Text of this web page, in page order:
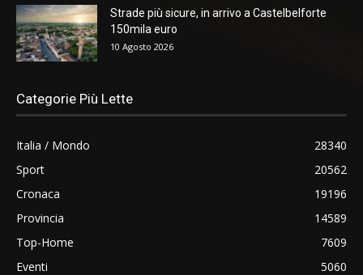
Strade più sicure, in arrivo a Castelbelforte
150mila euro
10 Agosto 2026
Categorie Più Lette
Italia / Mondo
28340
Sport
20562
Cronaca
19196
Provincia
14589
Top-Home
7609
Eventi
5060